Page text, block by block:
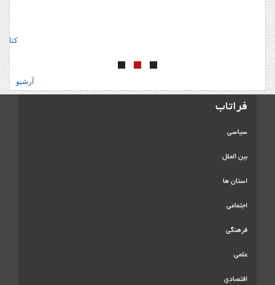
آرشیو
فراتاب
سیاسی
بین الملل
استان ها
اجتماعی
فرهنگی
علمی
اقتصادی